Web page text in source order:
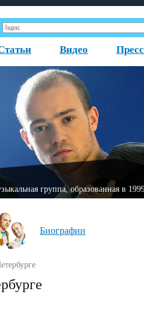
Видео
группа, образованная в
Биографии